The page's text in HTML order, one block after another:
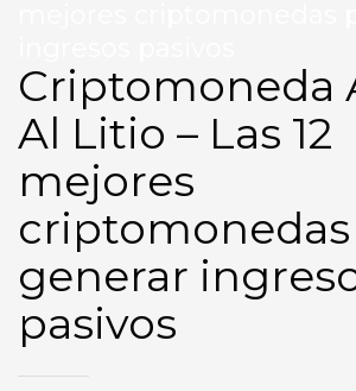
Criptomoneda
Al Litio – Las 12
mejores
criptomonedas
generar
pasivos